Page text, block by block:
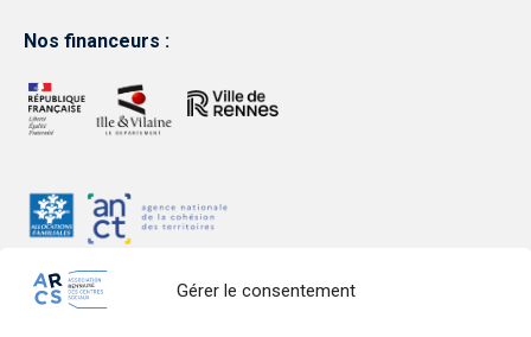
Gérer le consentement
Nos financeurs :